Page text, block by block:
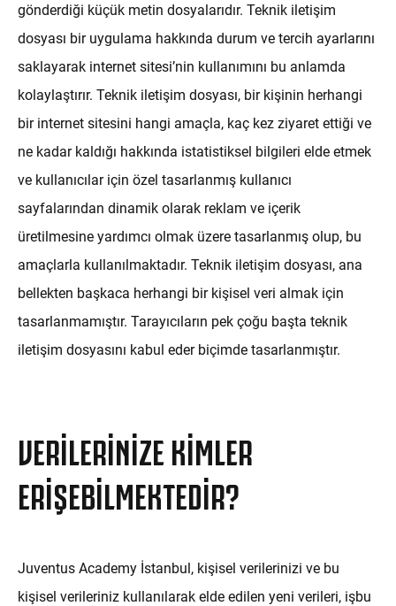
gönderdiği küçük metin dosyalarıdır. Teknik iletişim
dosyası bir uygulama hakkında durum ve tercih ayarlarını
saklayarak internet sitesi’nin kullanımını bu anlamda
kolaylaştırır. Teknik iletişim dosyası, bir kişinin herhangi
bir internet sitesini hangi amaçla, kaç kez ziyaret ettiği ve
ne kadar kaldığı hakkında istatistiksel bilgileri elde etmek
ve kullanıcılar için özel tasarlanmış kullanıcı
sayfalarından dinamik olarak reklam ve içerik
üretilmesine yardımcı olmak üzere tasarlanmış olup, bu
amaçlarla kullanılmaktadır. Teknik iletişim dosyası, ana
bellekten başkaca herhangi bir kişisel veri almak için
tasarlanmamıştır. Tarayıcıların pek çoğu başta teknik
iletişim dosyasını kabul eder biçimde tasarlanmıştır.
VERILERINIZE KIMLER
ERIŞEBILMEKTEDIR?
Juventus Academy İstanbul, kişisel verilerinizi ve bu
kişisel verileriniz kullanılarak elde edilen yeni verileri, işbu